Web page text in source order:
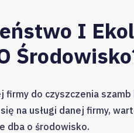
I
firmy do czyszczenia
na usługi danej firmy,
dba o środowisko.